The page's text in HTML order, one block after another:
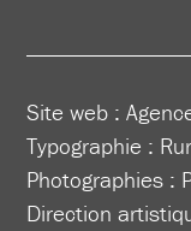
Site web :
Typographie :
Photographies :
Direction